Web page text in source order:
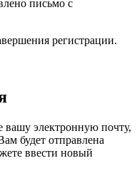
письмо с
регистрации.
вашу электронную почту,
будет отправлена
ввести новый